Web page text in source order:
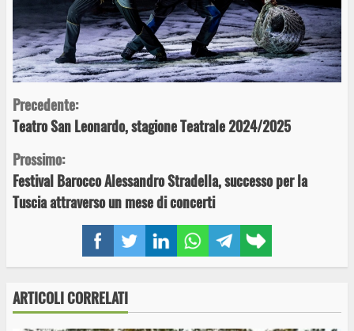
FacebookTwitterLinkedInWhatsAppTelegram
link
Continue
Reading
Precedente:
Teatro San Leonardo, stagione Teatrale 2024/2025
Prossimo:
Festival Barocco Alessandro Stradella, successo per la
Tuscia attraverso un mese di concerti
ARTICOLI CORRELATI